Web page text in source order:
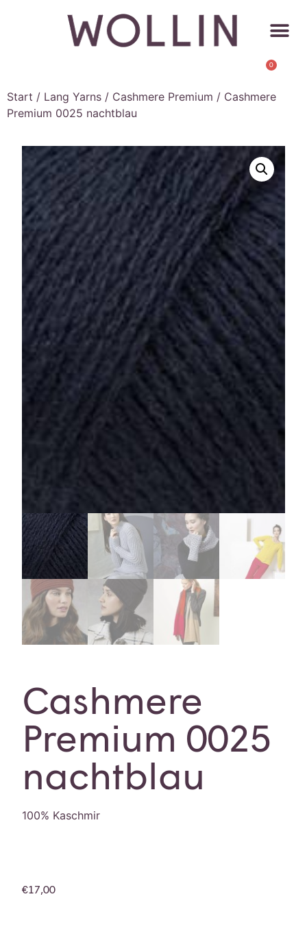
0
Start / Lang Yarns / Cashmere Premium / Cashmere
Premium 0025 nachtblau
Cashmere
Premium 0025
nachtblau
100% Kaschmir
€17,00